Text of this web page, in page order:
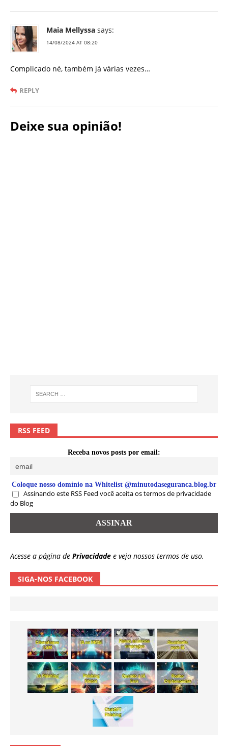
Maia Mellyssa says:
14/08/2024 AT 08:20
Complicado né, também já várias vezes…
REPLY
Deixe sua opinião!
RSS FEED
Receba novos posts por email:
Coloque nosso domínio na Whitelist @minutodaseguranca.blog.br
Assinando este RSS Feed você aceita os termos de privacidade
do Blog
Acesse a página de Privacidade e veja nossos termos de uso.
SIGA-NOS FACEBOOK